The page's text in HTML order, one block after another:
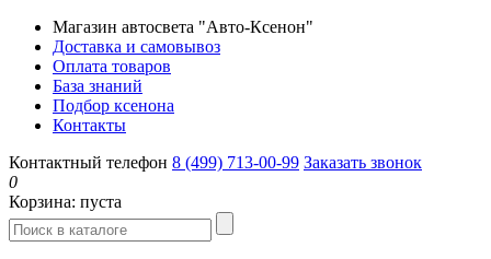
Магазин автосвета "Авто-Ксенон"
Доставка и самовывоз
Оплата товаров
База знаний
Подбор ксенона
Контакты
Контактный телефон 8 (499) 713-00-99 Заказать звонок
0
Корзина: пуста